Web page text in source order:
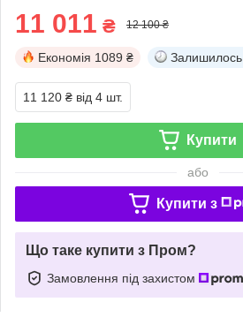
11 011 ₴ 12 100 ₴
Економія 1089 ₴ Залишилось
11 120 ₴ від 4 шт.
Купити
або
Купити з
Що таке купити з Пром?
Замовлення під захистом